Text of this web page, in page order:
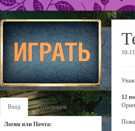
Вход Регистрация
Логин или Почта:
10-
12